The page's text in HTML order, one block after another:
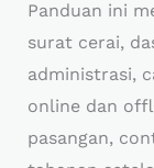
Panduan ini
surat cerai,
administrasi,
online dan
pasangan,